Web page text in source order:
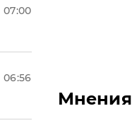
07:00
06:56
Мнения